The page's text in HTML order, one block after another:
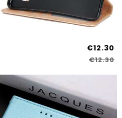
€12.30
€12.30